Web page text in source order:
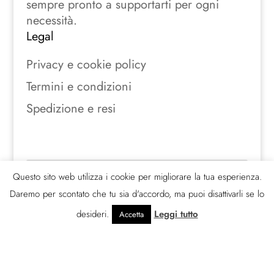
sempre pronto a supportarti per ogni
necessità.
Legal
Privacy e cookie policy
Termini e condizioni
Spedizione e resi
Seguici sui social
Questo sito web utilizza i cookie per migliorare la tua esperienza.
Daremo per scontato che tu sia d'accordo, ma puoi disattivarli se lo
desideri.
Accetta Leggi tutto